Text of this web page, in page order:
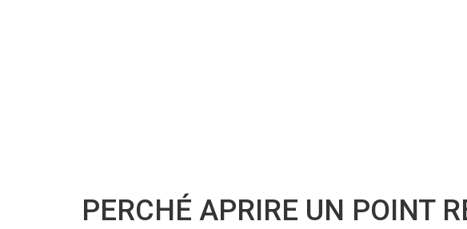
PERCHÉ APRIRE UN POINT